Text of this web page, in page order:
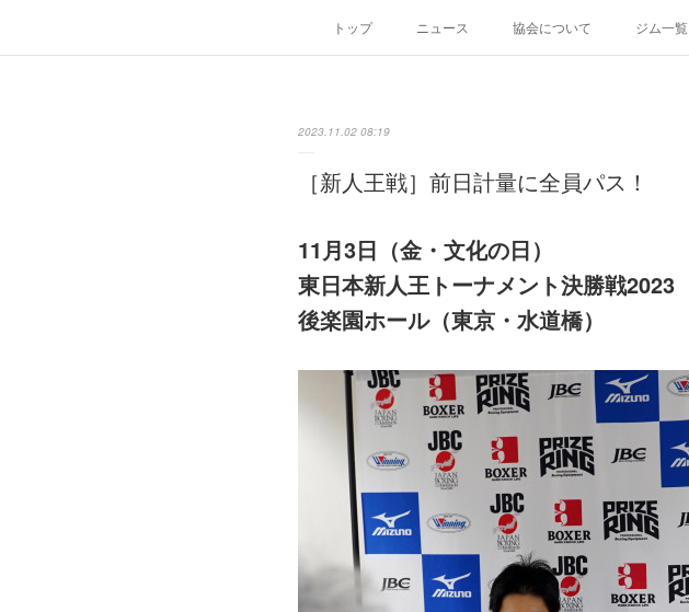
トップ ニュース 協会について ジム一覧
2023.11.02 08:19
［新人王戦］前日計量に全員パス！
11月3日（金・文化の日）
東日本新人王トーナメント決勝戦2023
後楽園ホール（東京・水道橋）